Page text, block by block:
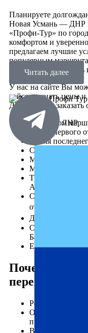
Планируете
Новая Усмань — ДНР
«Профи-Тур» по
комфортом и
предлагаем лучшие
популярным
удобство,
У нас на сайте Вы
рейсов, узнать цены
ДНР, а также
На данном
Время первого
Время
Среднее время
Места посадок:
Места
Транспорт,
Автобус (50 мест)
Стоимость
от 3000₽.
Детский билет:
Стоимость
Багаж — 10%
Едем через
Почему
перевозчика
Регулярные
Опыт работы
протяжении
Высокое
Читать далее
Телефоны по ЛНР